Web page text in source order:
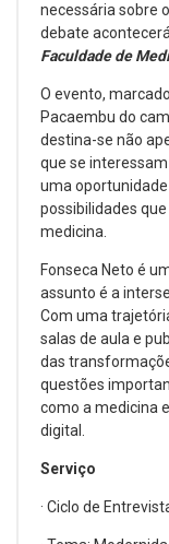
necessária sobre
debate
Faculdade de
O evento,
Pacaembu do
destina-se não
que se
uma
possibilidades
medicina.
Fonseca Neto é
assunto é a
Com uma
salas de aula e
das
questões
como a medicina
digital.
Serviço
· Ciclo de